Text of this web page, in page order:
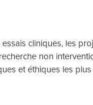
cliniques, les
non
et éthiques les plus